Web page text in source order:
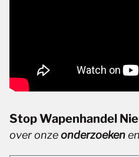
Stop Wapenhandel
over onzeonderzoekenen